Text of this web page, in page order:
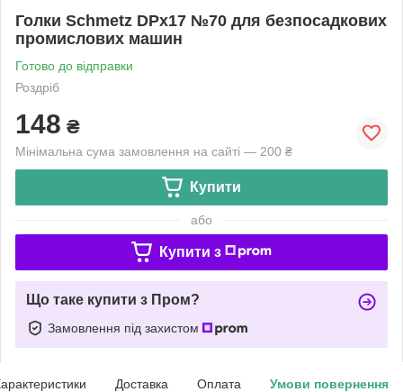
Голки Schmetz DPх17 №70 для безпосадкових
промислових машин
Готово до відправки
Роздріб
148 ₴
Мінімальна сума замовлення на сайті — 200 ₴
Купити
або
Купити з
Що таке купити з Пром?
Замовлення під захистом
Доставка Оплата Умови повернення